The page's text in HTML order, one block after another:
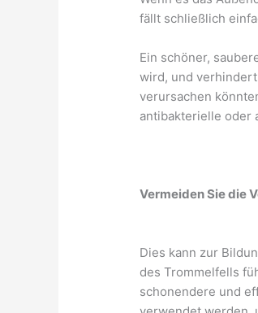
fällt schließlich
Ein schöner,
wird, und
verursachen
antibakterielle oder
Vermeiden Sie die
Dies kann zur
des Trommelfells
schonendere und